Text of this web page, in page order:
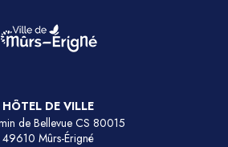
HÔTEL DE VILLE
de Bellevue CS 80015
49610 Mûrs-Érigné